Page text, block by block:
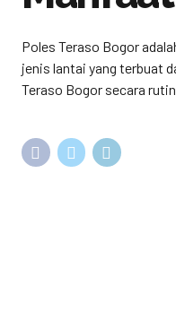
Poles Teraso Bogor
jenis lantai yang terbuat
Teraso Bogor secara